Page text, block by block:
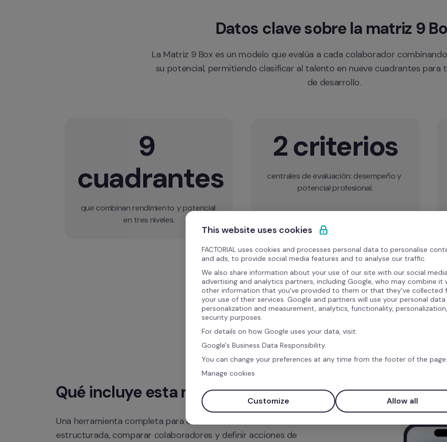
Datos clave sobre la matriz 9
La Matriz 9 Box es un modelo que evalúa a cada colaborador
su potencial, permitiendo clasificar al talento en nueve cuadrantes para
de desarrollo.
9
cuadrantes
que combinan rendimiento y potencial
2 criterios
centrales de evaluación: desempeño y
Qué incluye esta matriz 9 Box
Una herramienta completa para evaluar talento de forma
estructurada, comparar colaboradores y definir acciones de
This website uses cookies
FACTORIAL uses cookies and processes personal data to personalise
and ads, to provide social media features and to analyse our traffic.
We also share information about your use of our site with our social
advertising and analytics partners, including Google, who may combine it
other information that you've provided to them or that they've collected
your use of their services. Google and partners will use your personal
personalization and measurement, analytics, functionality,
security purposes.
For details on how Google uses your data, visit:
Google's Business Data Responsibility.
You can change your preferences at any time from the footer of the page.
Manage cookies
Customize Allow all